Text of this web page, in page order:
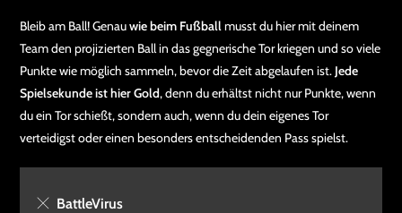
Bleib am Ball! Genauwie beim Fußballmusst du hier mit deinem
Team den projizierten Ball in das gegnerische Tor kriegen und so viele
Punkte wie möglich sammeln, bevor die Zeit abgelaufen ist. Jede
Spielsekunde ist hier Gold, denn du erhältst nicht nur Punkte, wenn
du ein Tor schießt, sondern auch, wenn du dein eigenes Tor
verteidigst oder einen besonders entscheidenden Pass spielst.
BattleVirus